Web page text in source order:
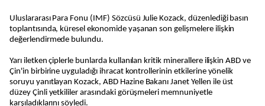
Uluslararası Para Fonu (IMF) Sözcüsü Julie Kozack, düzenlediği basın
toplantısında, küresel ekonomide yaşanan son gelişmelere ilişkin
değerlendirmede bulundu.
Yarı iletken çiplerle bunlarda kullanılan kritik minerallere ilişkin ABD ve
Çin'in birbirine uyguladığı ihracat kontrollerinin etkilerine yönelik
soruyu yanıtlayan Kozack, ABD Hazine Bakanı Janet Yellen ile üst
düzey Çinli yetkililer arasındaki görüşmeleri memnuniyetle
karşıladıklarını söyledi.